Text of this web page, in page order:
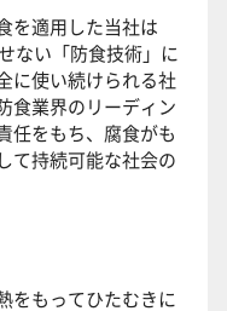
を適用した当社は
ない「防食技術」に
に使い続けられる社
食業界のリーディン
任をもち、腐食がも
て持続可能な社会の
をもってひたむきに